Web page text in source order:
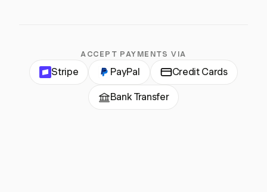
ACCEPT PAYMENTS VIA
Stripe PayPal Credit Cards
Bank Transfer